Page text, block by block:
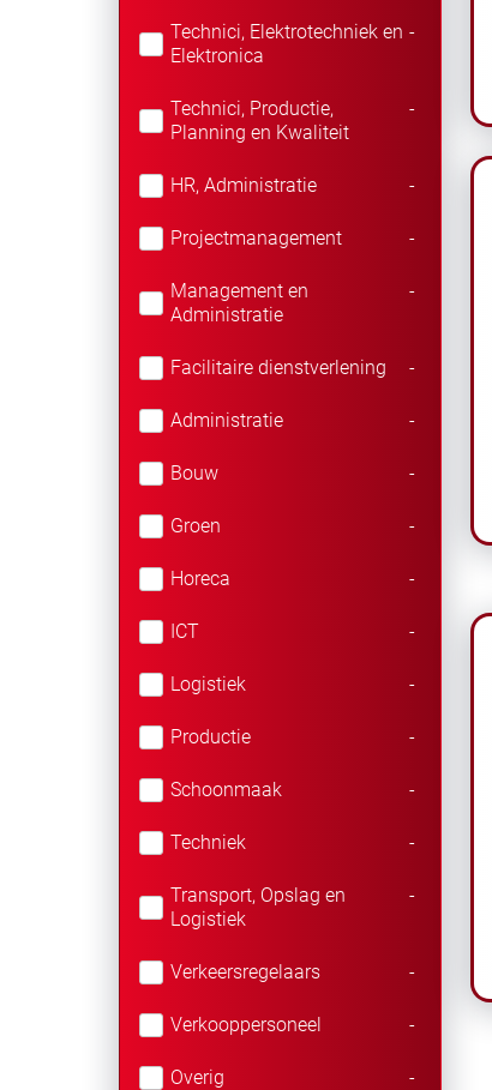
Technici, Elektrotechniek en
Elektronica
-
Technici, Productie,
Planning en Kwaliteit
-
HR, Administratie -
Projectmanagement -
Management en
Administratie
-
Facilitaire dienstverlening -
Administratie -
Bouw -
Groen -
Horeca -
ICT -
Logistiek -
Productie -
Schoonmaak -
Techniek -
Transport, Opslag en
Logistiek
-
Verkeersregelaars -
Verkooppersoneel -
Overig -